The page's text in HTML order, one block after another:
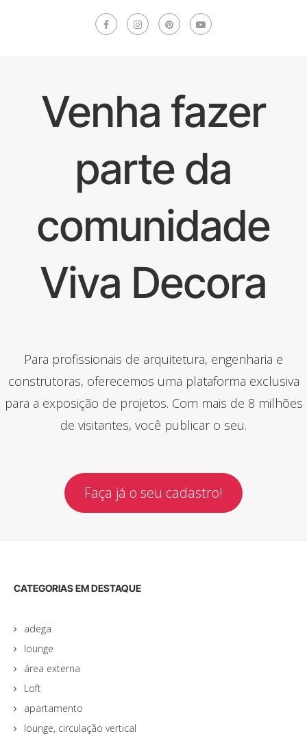
Venha fazer
parte da
comunidade
Viva Decora
Para profissionais de arquitetura, engenharia e
construtoras, oferecemos uma plataforma exclusiva
para a exposição de projetos. Com mais de 8 milhões
de visitantes, você publicar o seu.
Faça já o seu cadastro!
CATEGORIAS EM DESTAQUE
adega
lounge
área externa
Loft
apartamento
lounge, circulação vertical